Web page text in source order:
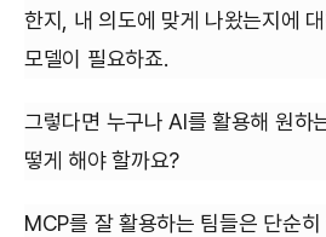
한지, 내 의도에 맞게 나왔는지에
모델이 필요하죠.
그렇다면 누구나 AI를 활용해 원하
떻게 해야 할까요?
MCP를 잘 활용하는 팀들은 단순히